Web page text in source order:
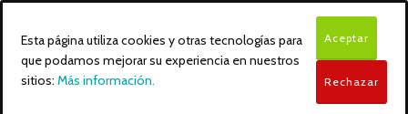
Esta página utiliza cookies y otras tecnologías para
que podamos mejorar su experiencia en nuestros
sitios: Más información.
Aceptar
Rechazar